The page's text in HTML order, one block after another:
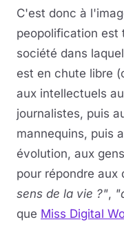
C'est donc à
peopolification est
société dans
est en chute libre
aux intellectuels
journalistes, puis
mannequins, puis
évolution, aux
pour répondre aux
sens de la vie ?",
que Miss Digital